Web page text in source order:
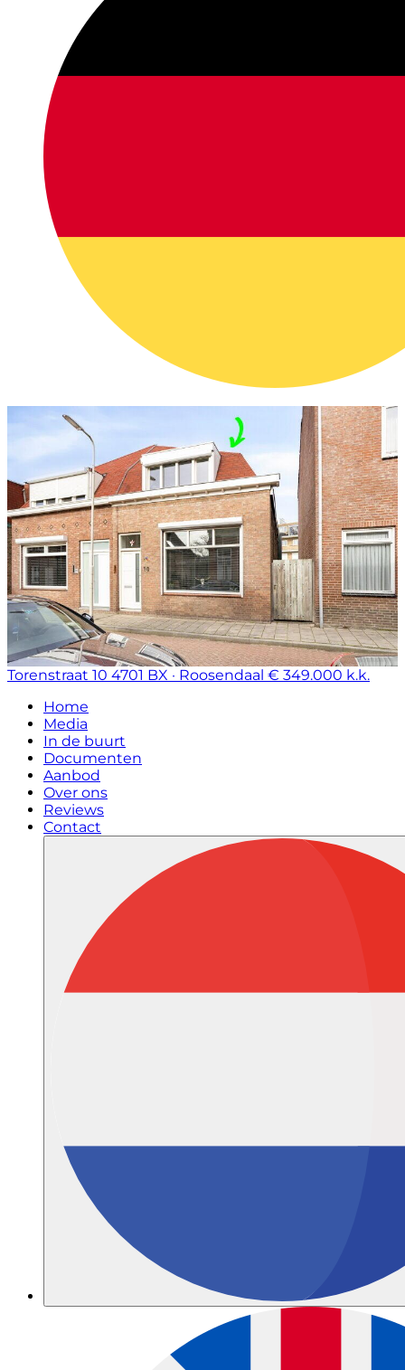
Torenstraat 10 4701 BX · Roosendaal € 349.000 k.k.
Home
Media
In de buurt
Documenten
Aanbod
Over ons
Reviews
Contact